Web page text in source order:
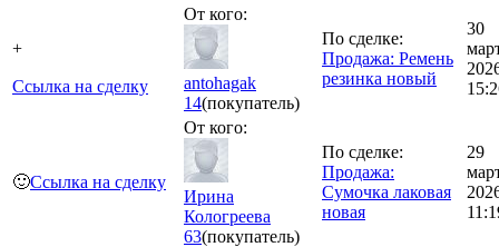
+
Ссылка на сделку
От кого:
antohagak
14(покупатель)
По сделке:
Продажа: Ремень
резинка новый
30
🙂Ссылка на сделку
От кого:
Ирина
Кологреева
63(покупатель)
По сделке:
Продажа:
Сумочка лаковая
новая
29